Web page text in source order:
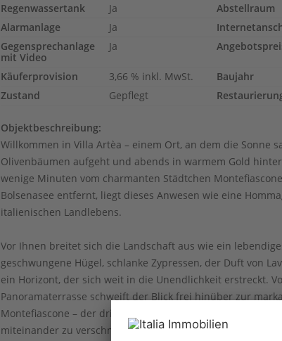
Regenwassertank
Ja Abstellraum
Alarmanlage
Ja
Gegensprechanlage
mit Video
Ja
Käuferprovision 3,66 % inkl. MwSt. Baujahr
Zustand
Gepflegt
Objektbeschreibung:
Willkommen in Villa Artèa – einem Ort, an dem die Sonne
Olivenbäumen aufgeht und abends in warmem Gold
wenige Minuten vom charmanten Städtchen
Bolsenasee entfernt, liegt dieses Anwesen wie eine
italienischen Landlebens.
Vor Ihnen breitet sich die Landschaft aus wie ein
geschwungene Hügel, schlanke Zypressen, der Duft von
ein Horizont, der sich weit in die Unendlichkeit erstreckt.
Panoramaterrasse schweift der Blick frei hinüber zur
Montefiascone – der drittgrößten Italiens – und genau hier
miteinander zu verschmelzen. Ein Platz für endlose